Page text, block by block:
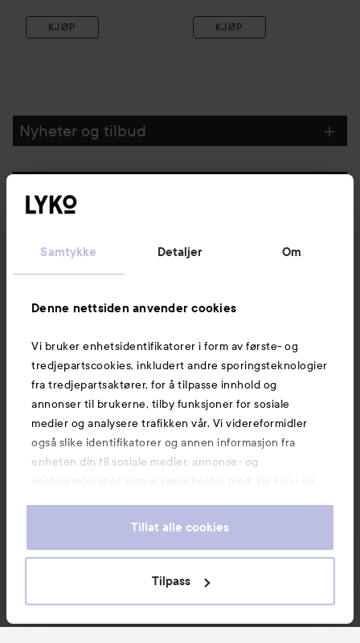
Samtykke Detaljer Om
Denne nettsiden anvender cookies
Vi bruker enhetsidentifikatorer i form av første- og
tredjepartscookies, inkludert andre sporingsteknologier
fra tredjepartsaktører, for å tilpasse innhold og
annonser til brukerne, tilby funksjoner for sosiale
medier og analysere trafikken vår. Vi videreformidler
også slike identifikatorer og annen informasjon fra
enheten din til sosiale medier, annonse- og
analyseselskaper som vi samarbeider med. De kan i sin
informasjon som du har oppgitt eller som de har samlet
våre cookies ved å fortsette å bruke nettsiden vår. For
informasjon om hvordan du kan endre innstillingene for
Tillat alle cookies
Tilpass
KJØP KJØP
Nyheter og tilbud
Kundeservice
Informasjon
Også av interesse
E-handel av Avensia